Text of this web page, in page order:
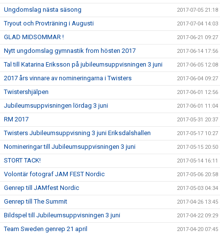
Ungdomslag nästa säsong 2017-07-05 21:18
Tryout och Provträning i Augusti 2017-07-04 14:03
GLAD MIDSOMMAR ! 2017-06-21 09:27
Nytt ungdomslag gymnastik from hösten 2017 2017-06-14 17:56
Tal till Katarina Eriksson på jubileumsuppvisningen 3 juni 2017-06-05 12:08
2017 års vinnare av nomineringarna i Twisters 2017-06-04 09:27
Twistershjälpen 2017-06-01 12:56
Jubileumsuppvisningen lördag 3 juni 2017-06-01 11:04
RM 2017 2017-05-31 20:37
Twisters Jubileumsuppvisning 3 juni Eriksdalshallen 2017-05-17 10:27
Nomineringar till Jubileumsuppvisningen 3 juni 2017-05-15 20:50
STORT TACK! 2017-05-14 16:11
Volontär fotograf JAM FEST Nordic 2017-05-06 20:58
Genrep till JAMfest Nordic 2017-05-03 04:34
Genrep till The Summit 2017-04-26 13:45
Bildspel till Jubileumsuppvisningen 3 juni 2017-04-22 09:29
Team Sweden genrep 21 april 2017-04-20 07:45